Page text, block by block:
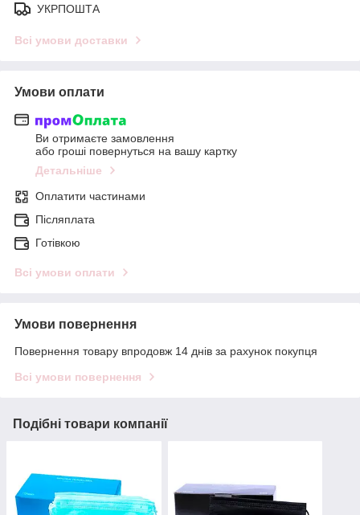
УКРПОШТА
Всі умови доставки
Умови оплати
Ви отримаєте замовлення
або гроші повернуться на вашу картку
Детальніше
Оплатити частинами
Післяплата
Готівкою
Всі умови оплати
Умови повернення
Повернення товару впродовж 14 днів за рахунок покупця
Всі умови повернення
Подібні товари компанії